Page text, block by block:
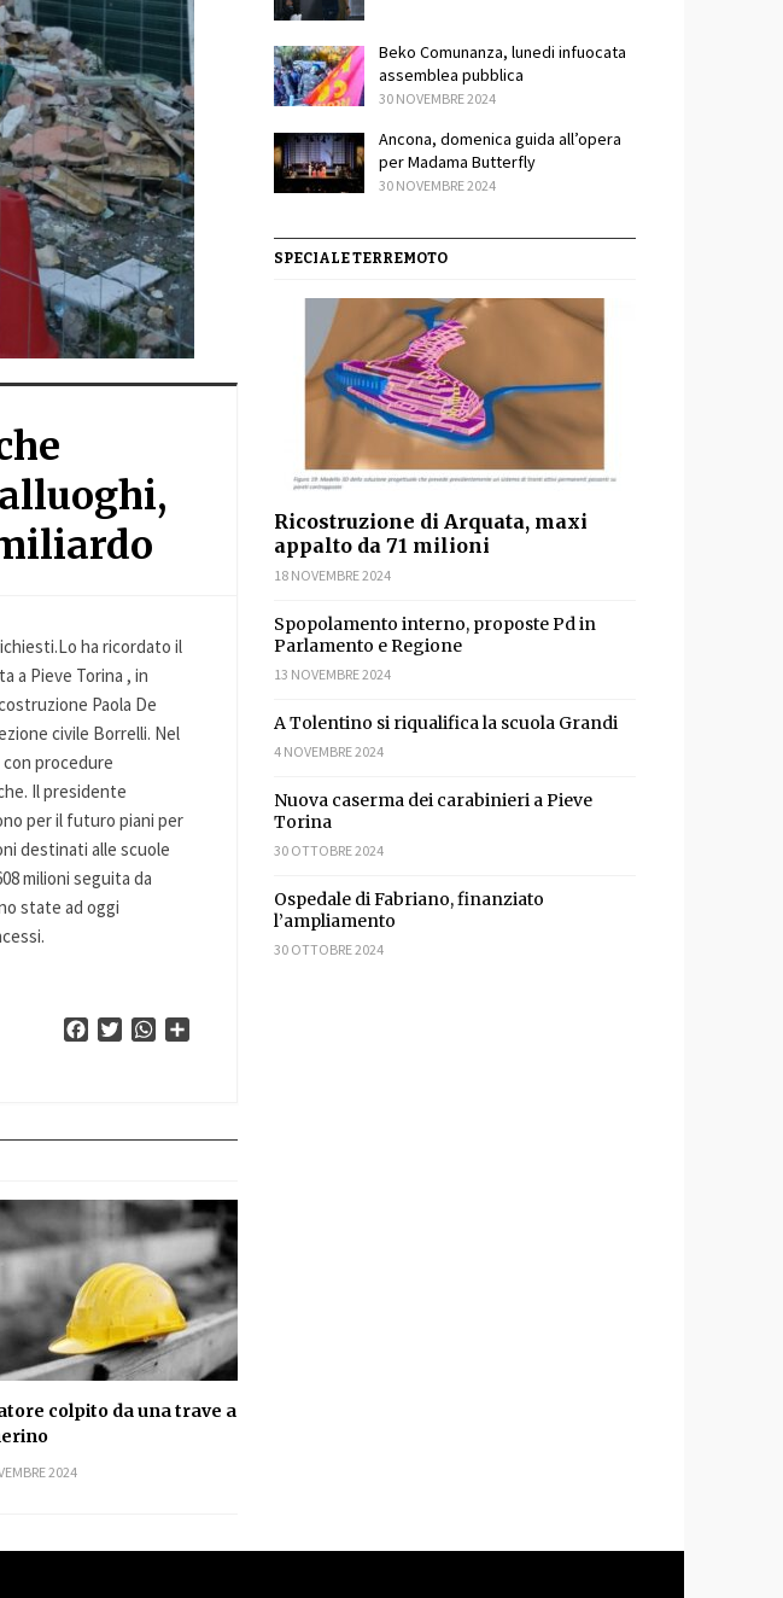
ha ricordato il
a Pieve Torina , in
Paola De
civile Borrelli. Nel
procedure
Il presidente
per il futuro piani per
destinati alle scuole
milioni seguita da
state ad oggi
FacebookTwitterWhatsApp
colpito da una trave a
2024
Beko Comunanza, lunedi infuocata
assemblea pubblica
30 NOVEMBRE 2024
Ancona, domenica guida all’opera
per Madama Butterfly
30 NOVEMBRE 2024
SPECIALE TERREMOTO
Ricostruzione di Arquata, maxi
appalto da 71 milioni
18 NOVEMBRE 2024
Spopolamento interno, proposte Pd in
Parlamento e Regione
13 NOVEMBRE 2024
A Tolentino si riqualifica la scuola Grandi
4 NOVEMBRE 2024
Nuova caserma dei carabinieri a Pieve
Torina
30 OTTOBRE 2024
Ospedale di Fabriano, finanziato
l’ampliamento
30 OTTOBRE 2024